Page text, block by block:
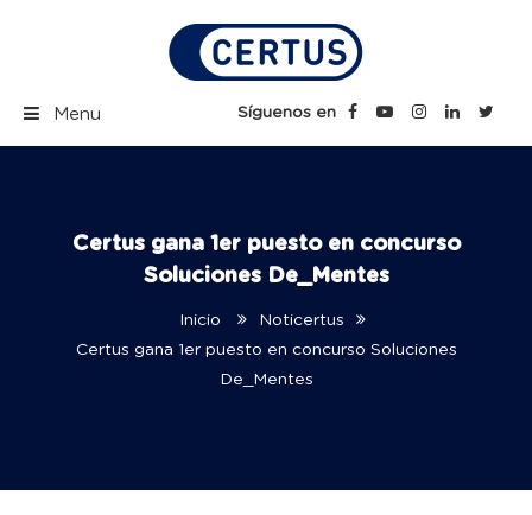
Certus Blog | Carreras
Menu Síguenos en
Certus gana 1er puesto en concurso
Soluciones De_Mentes
Inicio
Noticertus
Certus gana 1er puesto en concurso Soluciones
De_Mentes